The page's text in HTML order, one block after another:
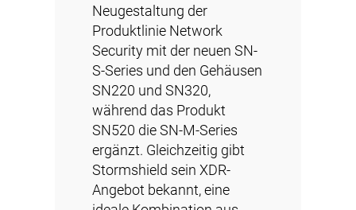
Neugestaltung der
Produktlinie Network
Security mit der neuen SN-
S-Series und den Gehäusen
SN220 und SN320,
während das Produkt
SN520 die SN-M-Series
ergänzt. Gleichzeitig gibt
Stormshield sein XDR-
Angebot bekannt, eine